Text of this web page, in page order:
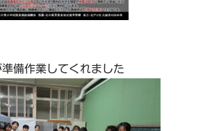
備作業してくれました